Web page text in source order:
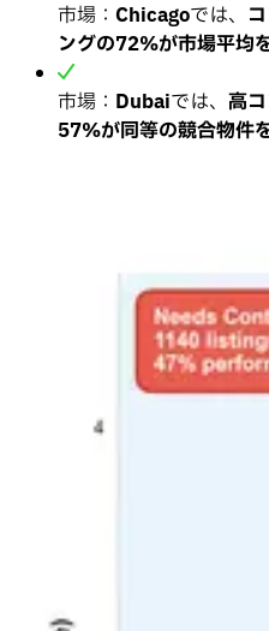
市場： Chicagoでは、
ングの72%が市場平均
市場： Dubaiでは、 高
57%が同等の競合物件